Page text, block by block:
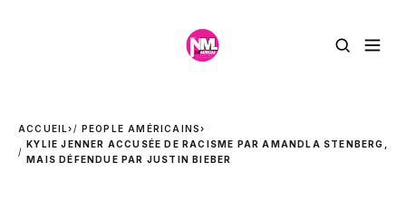
ACCUEIL› PEOPLE AMÉRICAINS›
KYLIE JENNER ACCUSÉE DE RACISME PAR AMANDLA STENBERG,
MAIS DÉFENDUE PAR JUSTIN BIEBER